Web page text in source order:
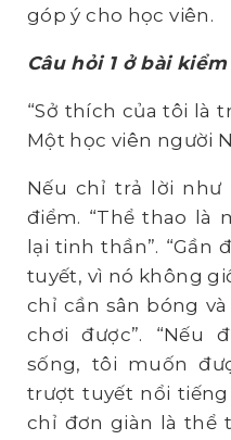
góp ý cho học viên.
Câu hỏi 1 ở bài
“Sở thích của tôi là
Một học viên người
Nếu chỉ trả lời như
điểm. “Thể thao là
lại tinh thần”.
tuyết, vì nó không
chỉ cần sân bóng
chơi được”. “Nếu
sống, tôi muốn
trượt tuyết nổi tiếng
chỉ đơn giàn là thể